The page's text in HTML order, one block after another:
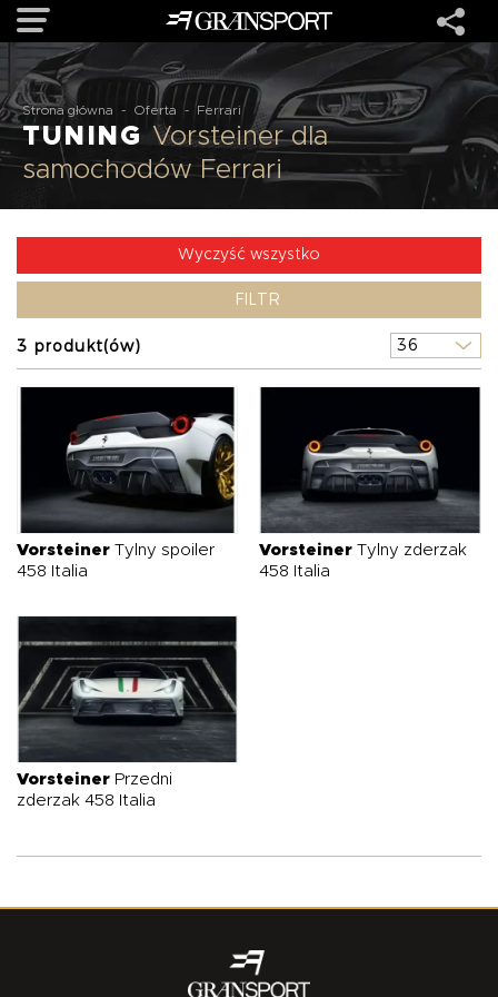
OFERTA
MARKI
O NAS
KONTAKT
O NAS OFERTA BLOG ZOSTAŃ PARTNEREM
Strona główna - Oferta - Ferrari
TUNING Vorsteiner dla
samochodów Ferrari
Wyczyść wszystko
FILTR
3 produkt(ów)
Vorsteiner Tylny spoiler
458 Italia
Vorsteiner Tylny zderzak
458 Italia
Vorsteiner Przedni
zderzak 458 Italia